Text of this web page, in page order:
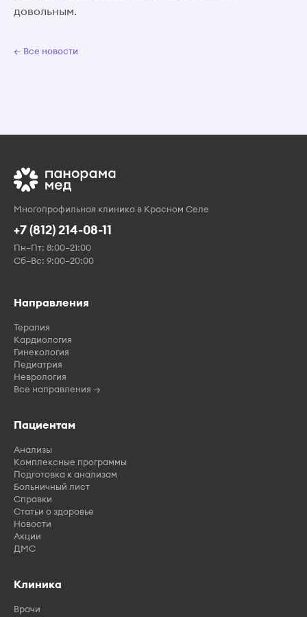
довольным.
← Все новости
Многопрофильная клиника в Красном Селе
+7 (812) 214-08-11
Пн–Пт: 8:00–21:00
Сб–Вс: 9:00–20:00
Направления
Терапия
Кардиология
Гинекология
Педиатрия
Неврология
Все направления →
Пациентам
Анализы
Комплексные программы
Подготовка к анализам
Больничный лист
Справки
Статьи о здоровье
Новости
Акции
ДМС
Клиника
Врачи